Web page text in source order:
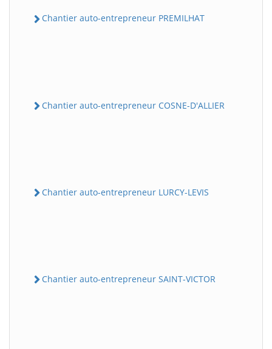
Chantier auto-entrepreneur PREMILHAT
Chantier auto-entrepreneur COSNE-D'ALLIER
Chantier auto-entrepreneur LURCY-LEVIS
Chantier auto-entrepreneur SAINT-VICTOR